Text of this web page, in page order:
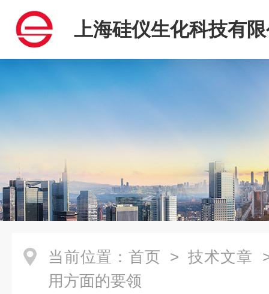
上海硅仪生化科技有
当前位置： 首页 > 技术文章
用方面的要领